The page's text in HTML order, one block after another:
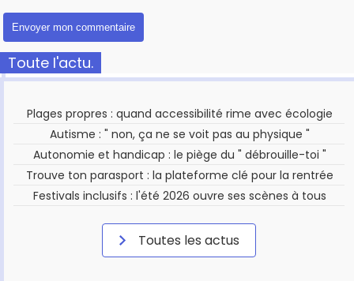
Toute l'actu.
Plages propres : quand accessibilité rime avec écologie
Autisme : " non, ça ne se voit pas au physique "
Autonomie et handicap : le piège du " débrouille-toi "
Trouve ton parasport : la plateforme clé pour la rentrée
Festivals inclusifs : l'été 2026 ouvre ses scènes à tous
Toutes les actus